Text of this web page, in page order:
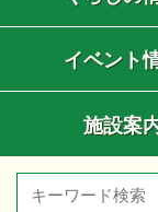
イベント
施設案